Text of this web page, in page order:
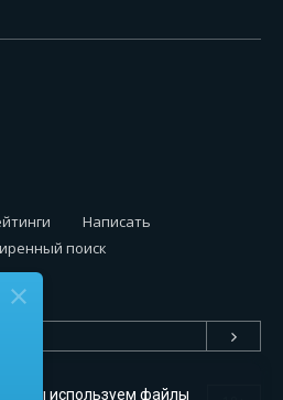
Написать
поиск
мы используем файлы